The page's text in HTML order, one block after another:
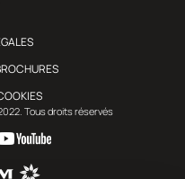
Tous droits réservés